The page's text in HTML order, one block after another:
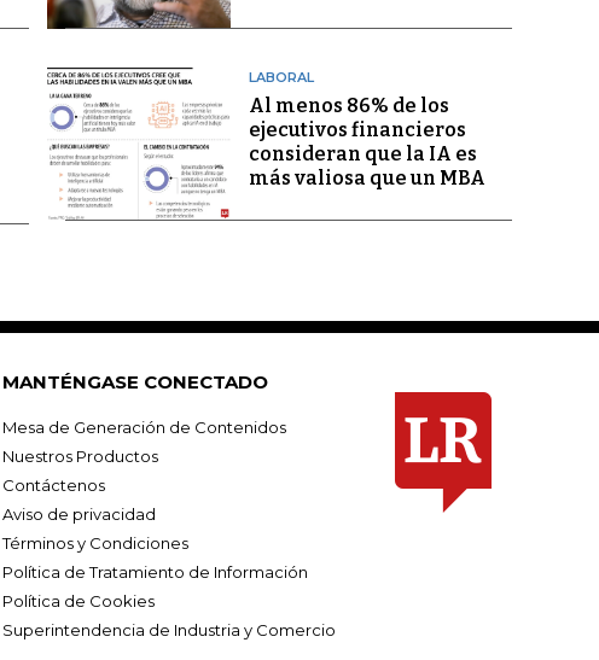
LABORAL
Al menos 86% de los
ejecutivos financieros
consideran que la IA es
más valiosa que un MBA
MANTÉNGASE CONECTADO
Mesa de Generación de Contenidos
Nuestros Productos
Contáctenos
Aviso de privacidad
Términos y Condiciones
Política de Tratamiento de Información
Política de Cookies
Superintendencia de Industria y Comercio